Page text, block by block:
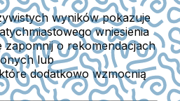
wyników pokazuje
wniesienia
zapomnij o rekomendacjach
lub
dodatkowo wzmocnią